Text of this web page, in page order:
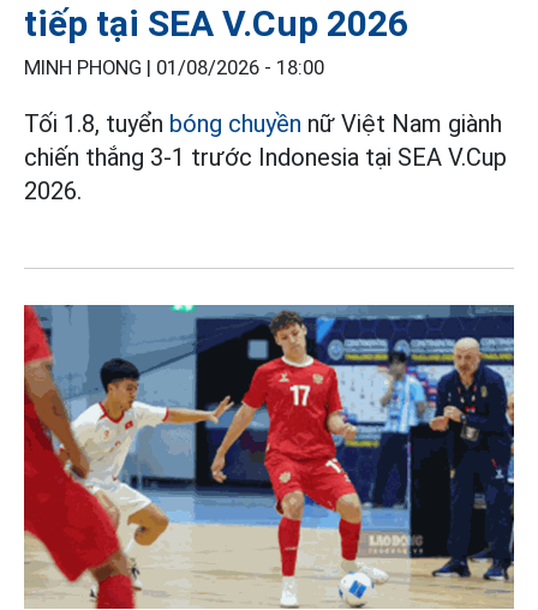
tiếp tại SEA V.Cup 2026
MINH PHONG | 01/08/2026 - 18:00
Tối 1.8, tuyển bóng chuyền nữ Việt Nam giành
chiến thắng 3-1 trước Indonesia tại SEA V.Cup
2026.